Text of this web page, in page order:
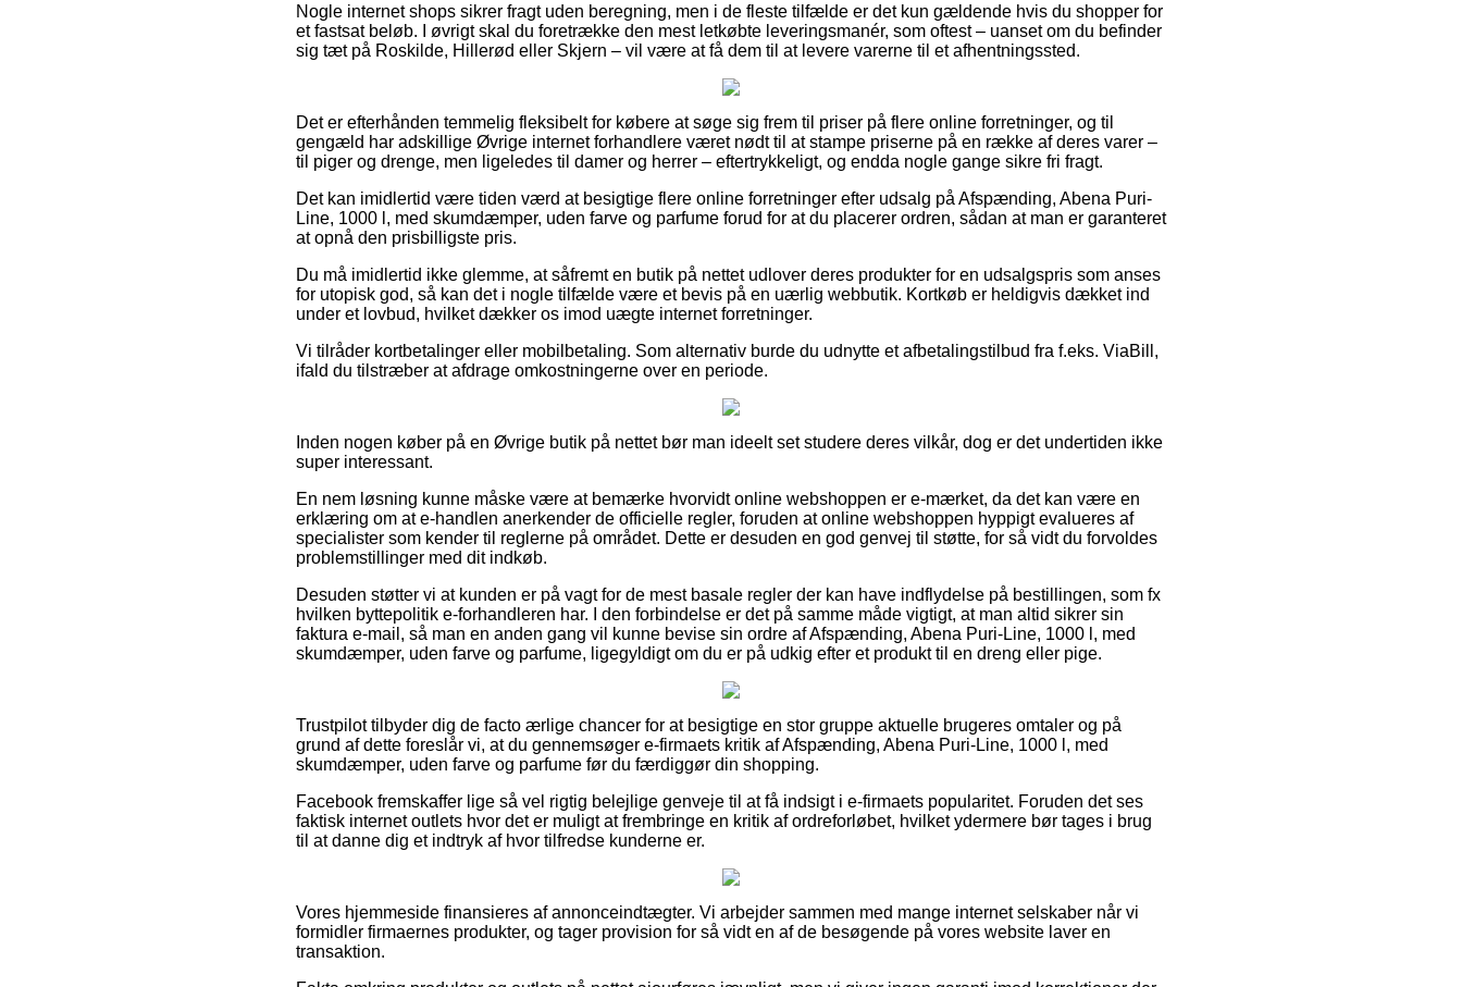
Nogle internet shops sikrer fragt uden beregning, men i de fleste tilfælde er det kun gældende hvis du shopper for
et fastsat beløb. I øvrigt skal du foretrække den mest letkøbte leveringsmanér, som oftest – uanset om du befinder
sig tæt på Roskilde, Hillerød eller Skjern – vil være at få dem til at levere varerne til et afhentningssted.
Det er efterhånden temmelig fleksibelt for købere at søge sig frem til priser på flere online forretninger, og til
gengæld har adskillige Øvrige internet forhandlere været nødt til at stampe priserne på en række af deres varer –
til piger og drenge, men ligeledes til damer og herrer – eftertrykkeligt, og endda nogle gange sikre fri fragt.
Det kan imidlertid være tiden værd at besigtige flere online forretninger efter udsalg på Afspænding, Abena Puri-
Line, 1000 l, med skumdæmper, uden farve og parfume forud for at du placerer ordren, sådan at man er garanteret
at opnå den prisbilligste pris.
Du må imidlertid ikke glemme, at såfremt en butik på nettet udlover deres produkter for en udsalgspris som anses
for utopisk god, så kan det i nogle tilfælde være et bevis på en uærlig webbutik. Kortkøb er heldigvis dækket ind
under et lovbud, hvilket dækker os imod uægte internet forretninger.
Vi tilråder kortbetalinger eller mobilbetaling. Som alternativ burde du udnytte et afbetalingstilbud fra f.eks. ViaBill,
ifald du tilstræber at afdrage omkostningerne over en periode.
Inden nogen køber på en Øvrige butik på nettet bør man ideelt set studere deres vilkår, dog er det undertiden ikke
super interessant.
En nem løsning kunne måske være at bemærke hvorvidt online webshoppen er e-mærket, da det kan være en
erklæring om at e-handlen anerkender de officielle regler, foruden at online webshoppen hyppigt evalueres af
specialister som kender til reglerne på området. Dette er desuden en god genvej til støtte, for så vidt du forvoldes
problemstillinger med dit indkøb.
Desuden støtter vi at kunden er på vagt for de mest basale regler der kan have indflydelse på bestillingen, som fx
hvilken byttepolitik e-forhandleren har. I den forbindelse er det på samme måde vigtigt, at man altid sikrer sin
faktura e-mail, så man en anden gang vil kunne bevise sin ordre af Afspænding, Abena Puri-Line, 1000 l, med
skumdæmper, uden farve og parfume, ligegyldigt om du er på udkig efter et produkt til en dreng eller pige.
Trustpilot tilbyder dig de facto ærlige chancer for at besigtige en stor gruppe aktuelle brugeres omtaler og på
grund af dette foreslår vi, at du gennemsøger e-firmaets kritik af Afspænding, Abena Puri-Line, 1000 l, med
skumdæmper, uden farve og parfume før du færdiggør din shopping.
Facebook fremskaffer lige så vel rigtig belejlige genveje til at få indsigt i e-firmaets popularitet. Foruden det ses
faktisk internet outlets hvor det er muligt at frembringe en kritik af ordreforløbet, hvilket ydermere bør tages i brug
til at danne dig et indtryk af hvor tilfredse kunderne er.
Vores hjemmeside finansieres af annonceindtægter. Vi arbejder sammen med mange internet selskaber når vi
formidler firmaernes produkter, og tager provision for så vidt en af de besøgende på vores website laver en
transaktion.